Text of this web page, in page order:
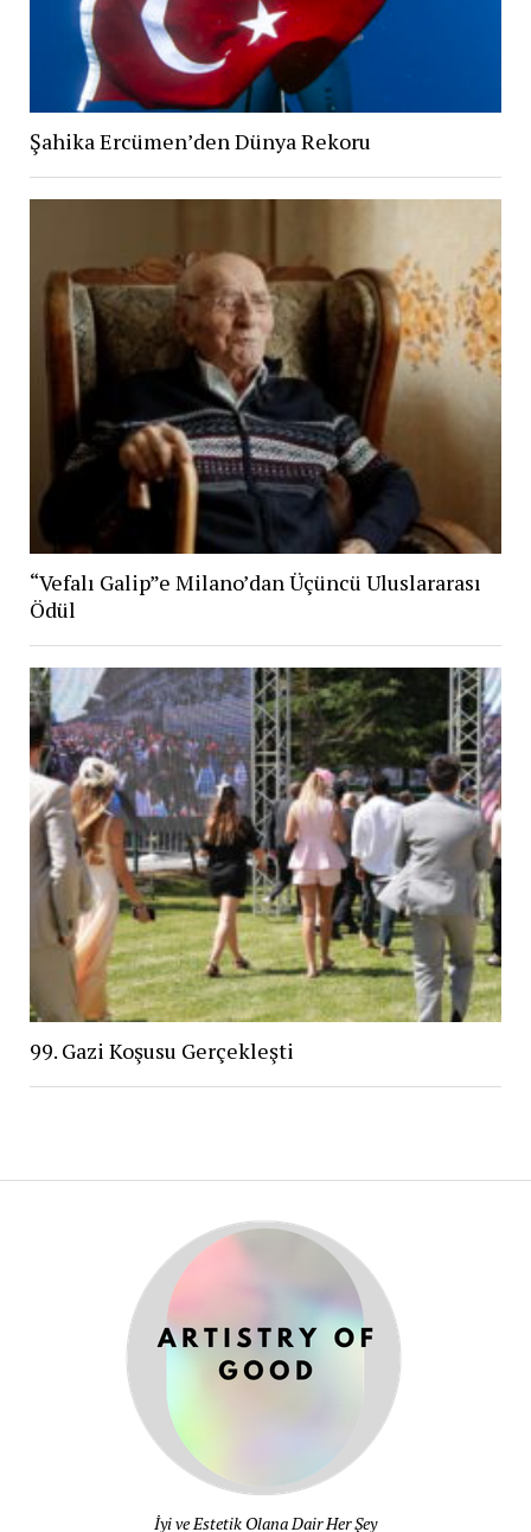
Şahika Ercümen’den Dünya Rekoru
“Vefalı Galip”e Milano’dan Üçüncü Uluslararası
Ödül
99. Gazi Koşusu Gerçekleşti
İyi ve Estetik Olana Dair Her Şey